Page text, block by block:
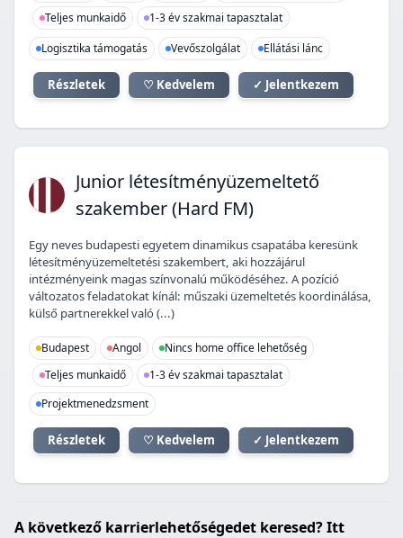
Teljes munkaidő
1-3 év szakmai tapasztalat
Logisztika támogatás
Vevőszolgálat Ellátási lánc
Részletek ♡ Kedvelem ✓ Jelentkezem
JL Junior létesítményüzemeltető
szakember (Hard FM)
Egy neves budapesti egyetem dinamikus csapatába keresünk
létesítményüzemeltetési szakembert, aki hozzájárul
intézményeink magas színvonalú működéséhez. A pozíció
változatos feladatokat kínál: műszaki üzemeltetés koordinálása,
külső partnerekkel való (...)
Budapest Angol
Nincs home office lehetőség
Teljes munkaidő
1-3 év szakmai tapasztalat
Projektmenedzsment
Részletek ♡ Kedvelem ✓ Jelentkezem
A következő karrierlehetőségedet keresed? Itt